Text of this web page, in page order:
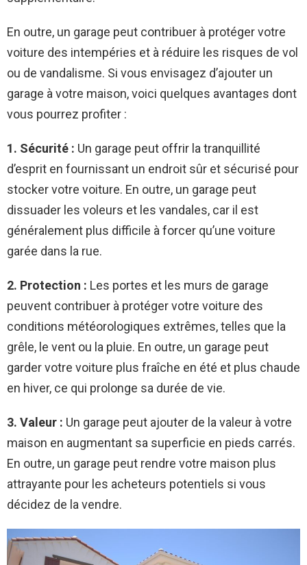
En outre, un garage peut contribuer à protéger votre
voiture des intempéries et à réduire les risques de vol
ou de vandalisme. Si vous envisagez d’ajouter un
garage à votre maison, voici quelques avantages dont
vous pourrez profiter :
1. Sécurité : Un garage peut offrir la tranquillité
d’esprit en fournissant un endroit sûr et sécurisé pour
stocker votre voiture. En outre, un garage peut
dissuader les voleurs et les vandales, car il est
généralement plus difficile à forcer qu’une voiture
garée dans la rue.
2. Protection : Les portes et les murs de garage
peuvent contribuer à protéger votre voiture des
conditions météorologiques extrêmes, telles que la
grêle, le vent ou la pluie. En outre, un garage peut
garder votre voiture plus fraîche en été et plus chaude
en hiver, ce qui prolonge sa durée de vie.
3. Valeur : Un garage peut ajouter de la valeur à votre
maison en augmentant sa superficie en pieds carrés.
En outre, un garage peut rendre votre maison plus
attrayante pour les acheteurs potentiels si vous
décidez de la vendre.